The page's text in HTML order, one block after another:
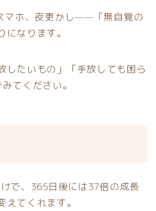
マホ、夜更かし——「無自覚の
なります。
したいもの」「手放しても困ら
てください。
で、365日後には37倍の成長
てくれます。